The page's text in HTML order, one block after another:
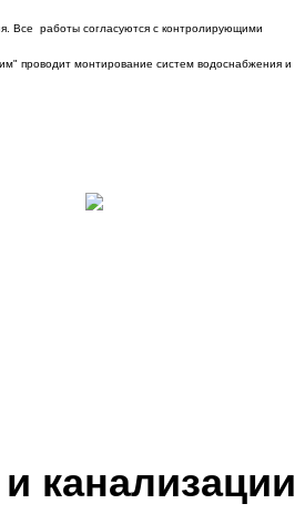
Все работы согласуются с контролирующими
проводит монтирование систем водоснабжения и
канализации